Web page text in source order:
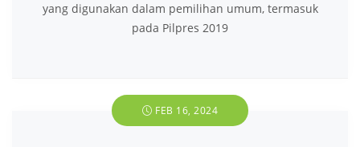
yang digunakan dalam pemilihan umum, termasuk
pada Pilpres 2019
FEB 16, 2024